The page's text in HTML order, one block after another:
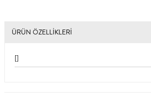
ÜRÜN ÖZELLIKLERI
[]